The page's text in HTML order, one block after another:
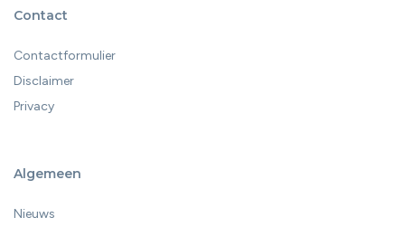
Contact
Contactformulier
Disclaimer
Privacy
Algemeen
Nieuws